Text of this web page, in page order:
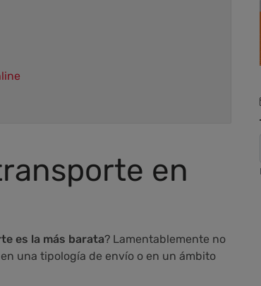
en
es la más barata? Lamentablemente no
una tipología de envío o en un ámbito